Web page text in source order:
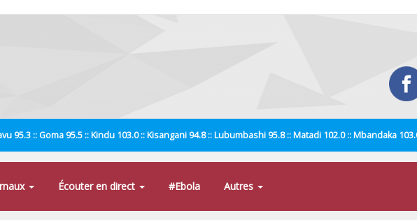
95.3 :: Goma 95.5 :: Kindu 103.0 :: Kisangani 94.8 :: Lubumbashi 95.8 :: Matadi 102.0 :: Mbandaka
Écouter en direct #Ebola Autres